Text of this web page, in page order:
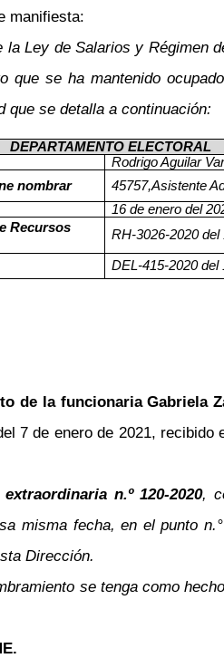
manifiesta:
Ley de Salarios y Régimen
se ha mantenido
que se detalla a continuación:
DEPARTAMENTO ELECTORAL
Rodrigo Aguilar
nombrar
45757,Asistente
16 de enero del
Recursos
RH-3026-2020 del
DEL-415-2020 del
de la funcionaria Gabriela
7 de enero de 2021,
n.º 120-2020,
misma fecha, en el punto
Dirección.
se tenga como